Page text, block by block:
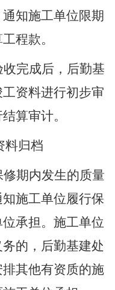
知施工单位限期
程款。
完成后，后勤基
资料进行初步审
算审计。
料归档
期内发生的质量
施工单位履行保
承担。施工单位
的，后勤基建处
其他有资质的施